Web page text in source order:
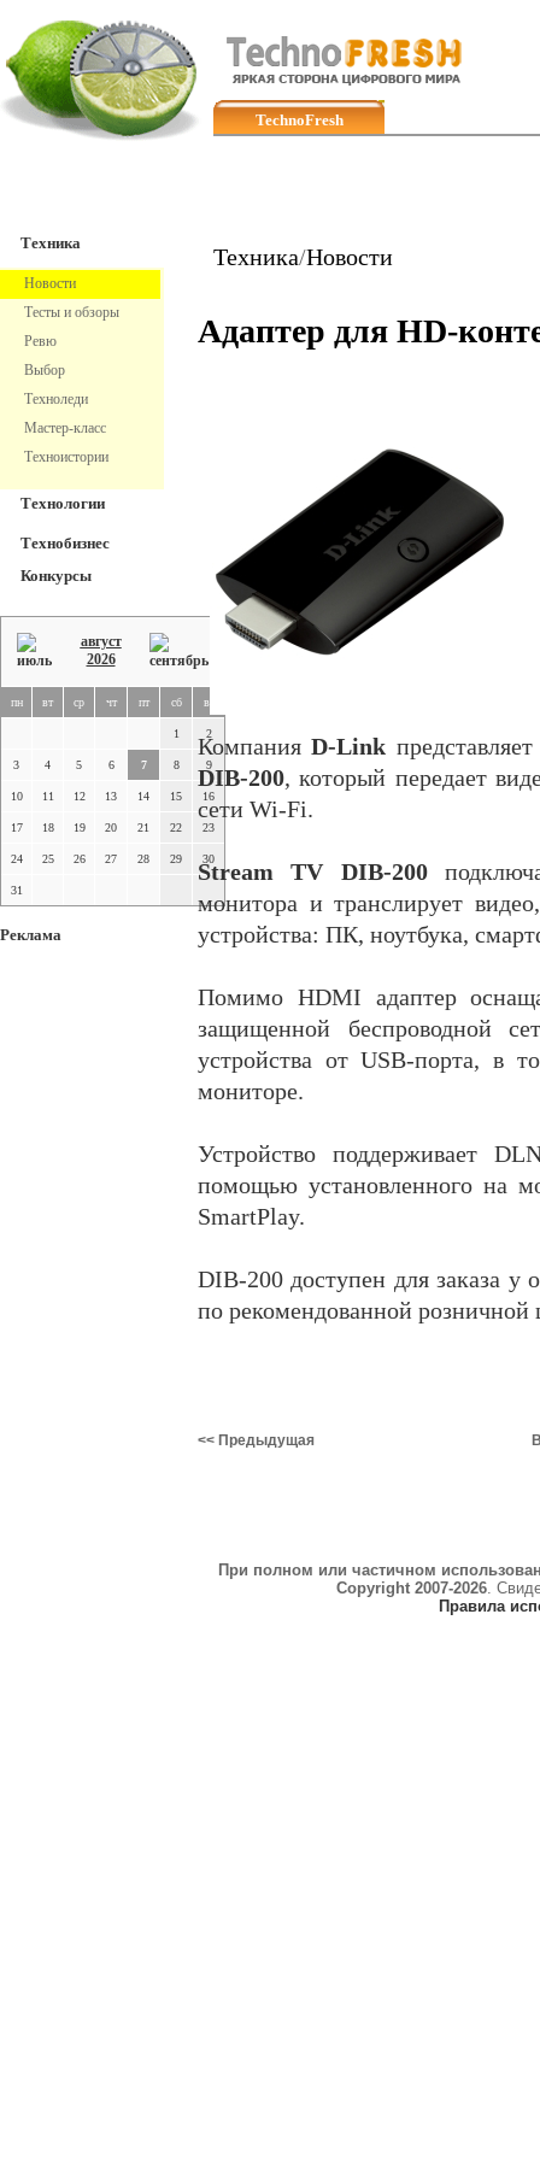
TechnoFresh
Техника
Новости
Тесты и обзоры
Ревю
Выбор
Техноледи
Мастер-класс
Техноистории
Технологии
Технобизнес
Конкурсы
август
2026
пн вт ср чт пт сб вс
1 2
3 4 5 6 7 8 9
10 11 12 13 14 15 16
17 18 19 20 21 22 23
24 25 26 27 28 29 30
31
Реклама
Техника/Новости
Адаптер для HD-
КомпанияD-Link
DIB-200, который передает
сети Wi-Fi.
Stream TV DIB-200
монитора и транслирует
устройства: ПК, ноутбука,
Помимо HDMI адаптер
защищенной беспроводной
устройства от USB-порта, в
мониторе.
Устройство поддерживает
помощью установленного на
SmartPlay.
DIB-200 доступен для заказа
по рекомендованной розничной
<< Предыдущая
При полном или частичном
Copyright 2007-2026.
Правила